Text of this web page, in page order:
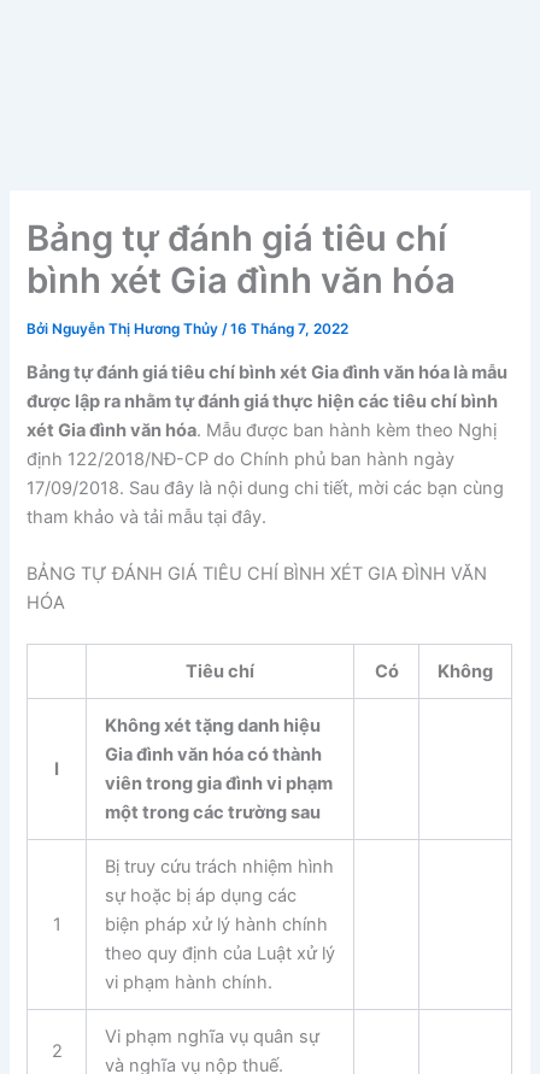
Bảng tự đánh giá tiêu chí
bình xét Gia đình văn hóa
Bởi Nguyễn Thị Hương Thủy/16 Tháng 7, 2022
Bảng tự đánh giá tiêu chí bình xét Gia đình văn hóa là mẫu
được lập ra nhằm tự đánh giá thực hiện các tiêu chí bình
xét Gia đình văn hóa. Mẫu được ban hành kèm theo Nghị
định 122/2018/NĐ-CP do Chính phủ ban hành ngày
17/09/2018. Sau đây là nội dung chi tiết, mời các bạn cùng
tham khảo và tải mẫu tại đây.
BẢNG TỰ ĐÁNH GIÁ TIÊU CHÍ BÌNH XÉT GIA ĐÌNH VĂN
HÓA
Tiêu chí Có Không
I
Không xét tặng danh hiệu
Gia đình văn hóa có thành
viên trong gia đình vi phạm
một trong các trường sau
1
Bị truy cứu trách nhiệm hình
sự hoặc bị áp dụng các
biện pháp xử lý hành chính
theo quy định của Luật xử lý
vi phạm hành chính.
2
Vi phạm nghĩa vụ quân sự
và nghĩa vụ nộp thuế.